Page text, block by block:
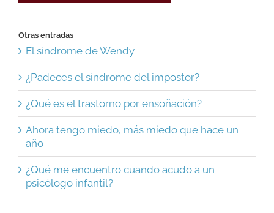
Otras entradas
El síndrome de Wendy
¿Padeces el síndrome del impostor?
¿Qué es el trastorno por ensoñación?
Ahora tengo miedo, más miedo que hace un
año
¿Qué me encuentro cuando acudo a un
psicólogo infantil?